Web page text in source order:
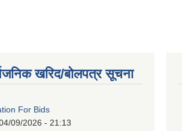
खरिद/बोलपत्र सूचना
For Bids
09/2026 - 21:13